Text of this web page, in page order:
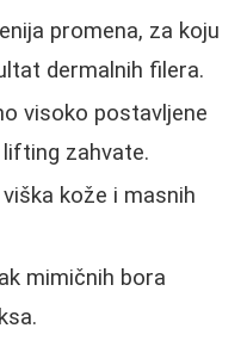
promena, za koju
dermalnih filera.
visoko postavljene
zahvate.
kože i masnih
mimičnih bora